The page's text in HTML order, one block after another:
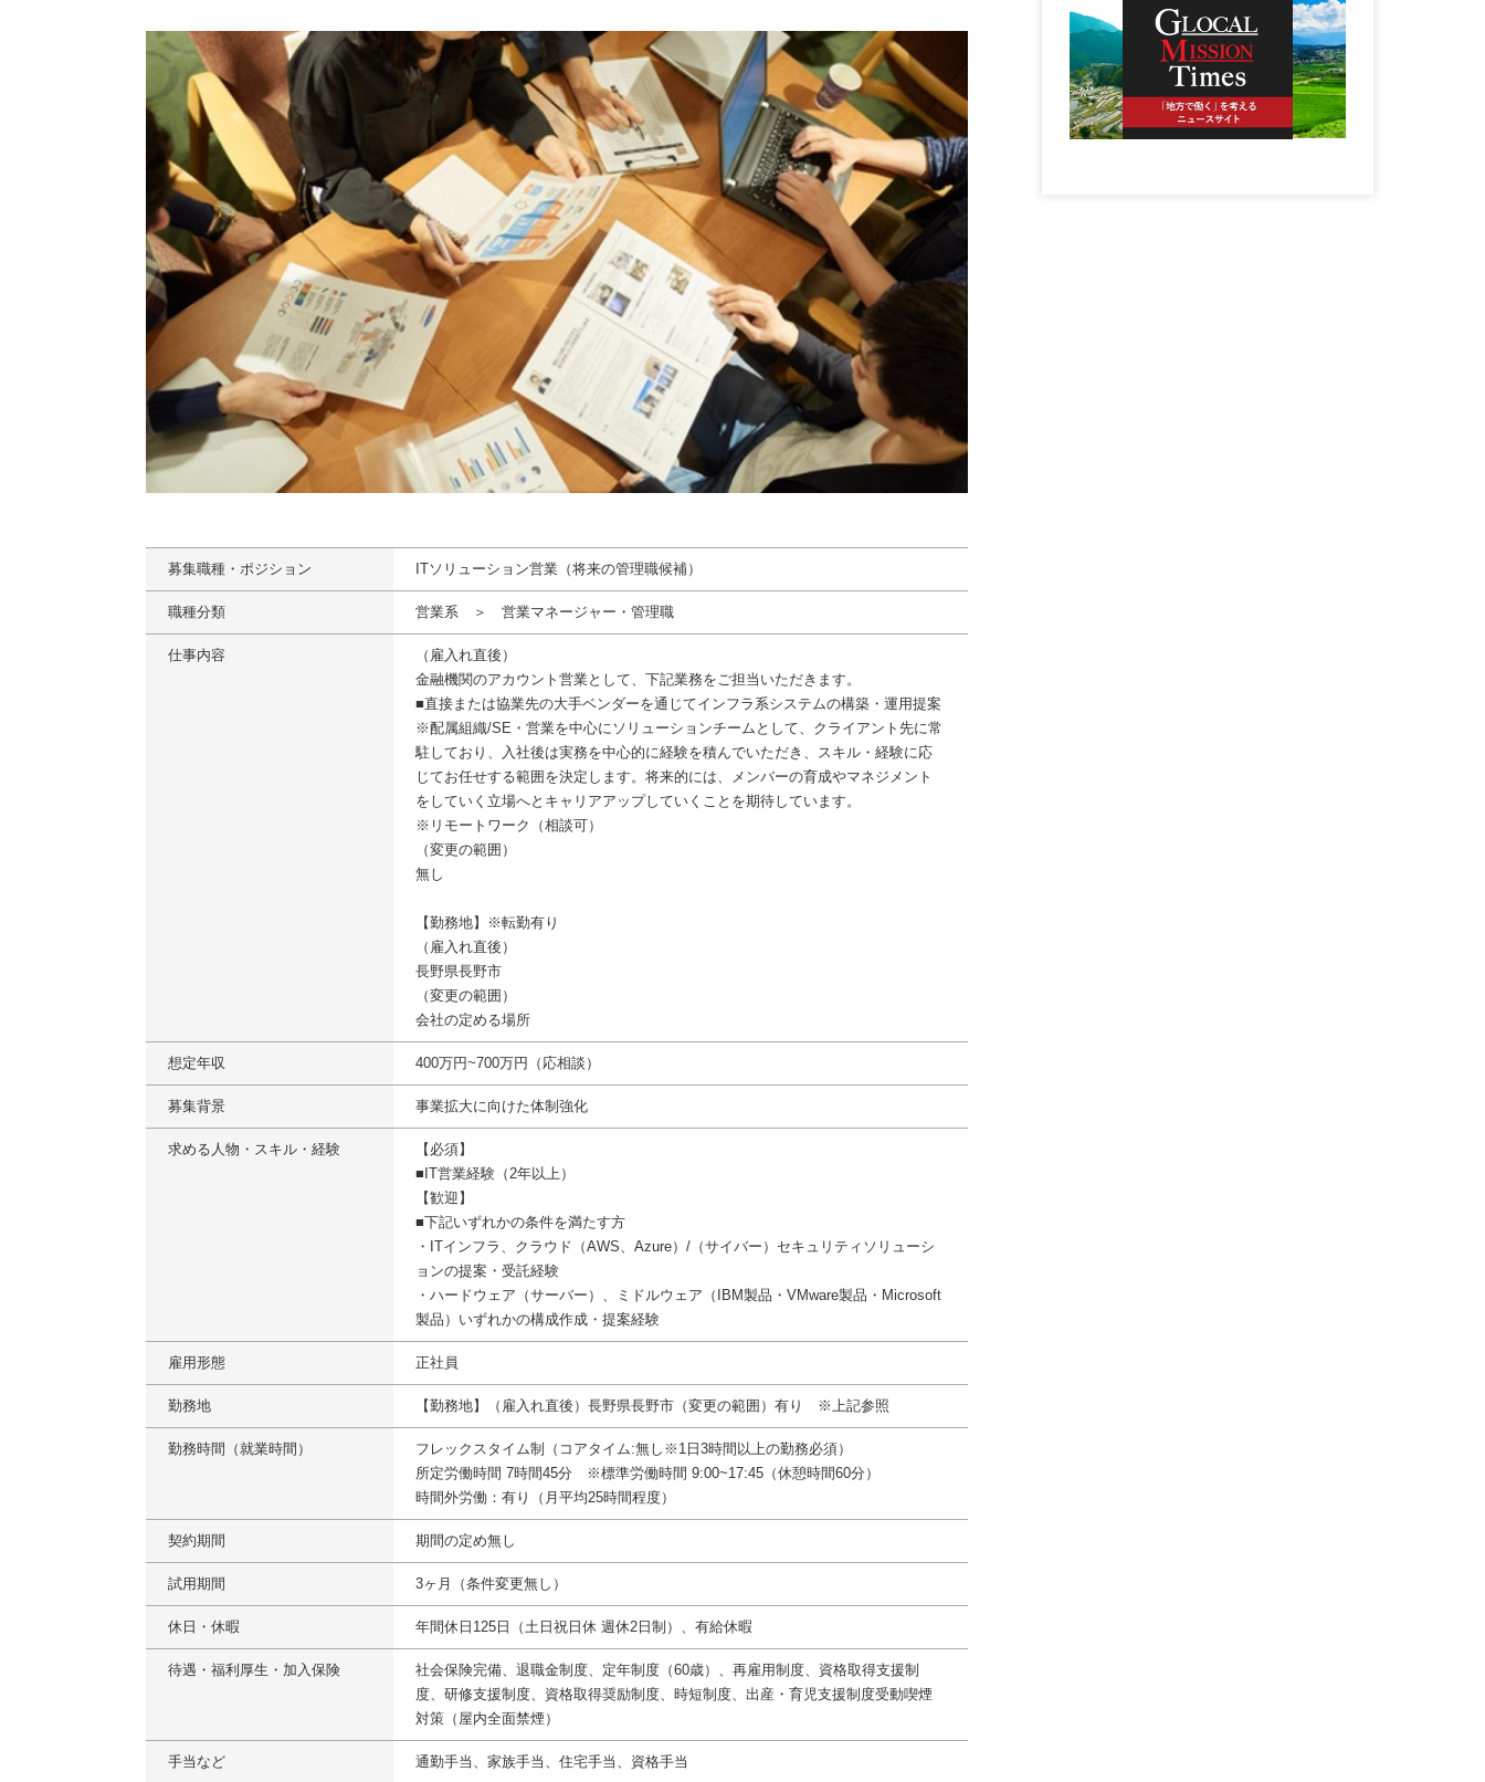
募集職種・ポジション ITソリューション営業（将来の管理職候補）
職種分類 営業系 ＞ 営業マネージャー・管理職
仕事内容
（雇入れ直後）
金融機関のアカウント営業として、下記業務をご担当いただきます。
■直接または協業先の大手ベンダーを通じてインフラ系システムの構築・運用提案
※配属組織/SE・営業を中心にソリューションチームとして、クライアント先に常
駐しており、入社後は実務を中心的に経験を積んでいただき、スキル・経験に応
じてお任せする範囲を決定します。将来的には、メンバーの育成やマネジメント
をしていく立場へとキャリアアップしていくことを期待しています。
※リモートワーク（相談可）
（変更の範囲）
無し
【勤務地】※転勤有り
（雇入れ直後）
長野県長野市
（変更の範囲）
会社の定める場所
想定年収 400万円~700万円（応相談）
募集背景 事業拡大に向けた体制強化
求める人物・スキル・経験
【必須】
■IT営業経験（2年以上）
【歓迎】
■下記いずれかの条件を満たす方
・ITインフラ、クラウド（AWS、Azure）/（サイバー）セキュリティソリューシ
ョンの提案・受託経験
・ハードウェア（サーバー）、ミドルウェア（IBM製品・VMware製品・Microsoft
製品）いずれかの構成作成・提案経験
雇用形態 正社員
勤務地 【勤務地】（雇入れ直後）長野県長野市（変更の範囲）有り ※上記参照
勤務時間（就業時間）
フレックスタイム制（コアタイム:無し※1日3時間以上の勤務必須）
所定労働時間 7時間45分 ※標準労働時間 9:00~17:45（休憩時間60分）
時間外労働：有り（月平均25時間程度）
契約期間 期間の定め無し
試用期間 3ヶ月（条件変更無し）
休日・休暇 年間休日125日（土日祝日休 週休2日制）、有給休暇
待遇・福利厚生・加入保険
社会保険完備、退職金制度、定年制度（60歳）、再雇用制度、資格取得支援制
度、研修支援制度、資格取得奨励制度、時短制度、出産・育児支援制度受動喫煙
対策（屋内全面禁煙）
手当など 通勤手当、家族手当、住宅手当、資格手当